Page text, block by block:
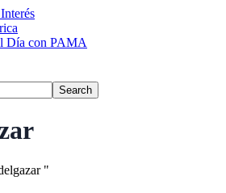
Día con PAMA
Search
"